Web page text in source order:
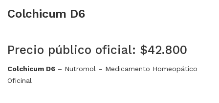
Colchicum D6
Precio público oficial: $42.800
Colchicum D6 – Nutromol – Medicamento Homeopático
Oficinal